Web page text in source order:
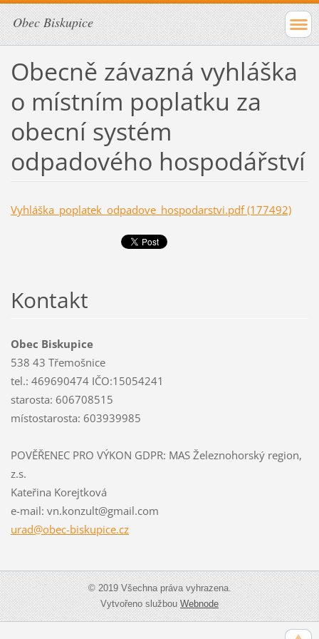
Obec Biskupice
Obecně závazná vyhláška
o místním poplatku za
obecní systém
odpadového hospodářství
Vyhláška_poplatek_odpadove_hospodarstvi.pdf (177492)
Kontakt
Obec Biskupice
538 43 Třemošnice
tel.: 469690474 IČO:15054241
starosta: 606708515
místostarosta: 603939985
POVĚŘENEC PRO VÝKON GDPR: MAS Železnohorský region,
z.s.
Kateřina Korejtková
e-mail: vn.konzult@gmail.com
urad@obec-biskupice.cz
© 2019 Všechna práva vyhrazena.
Vytvořeno službouWebnode